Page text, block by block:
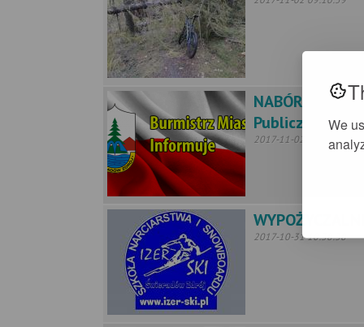
We
NABÓR NA
Publicznych
2017-11-02 09:06:14
2017-10-31 10:38:38